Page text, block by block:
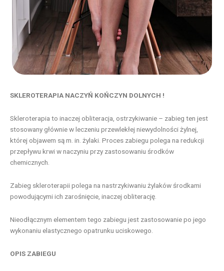
SKLEROTERAPIA NACZYŃ KOŃCZYN DOLNYCH !
Skleroterapia to inaczej obliteracja, ostrzykiwanie – zabieg ten jest
stosowany głównie w leczeniu przewlekłej niewydolności żylnej,
której objawem są m. in. żylaki. Proces zabiegu polega na redukcji
przepływu krwi w naczyniu przy zastosowaniu środków
chemicznych.
Zabieg skleroterapii polega na nastrzykiwaniu żylaków środkami
powodującymi ich zarośnięcie, inaczej obliterację.
Nieodłącznym elementem tego zabiegu jest zastosowanie po jego
wykonaniu elastycznego opatrunku uciskowego.
OPIS ZABIEGU